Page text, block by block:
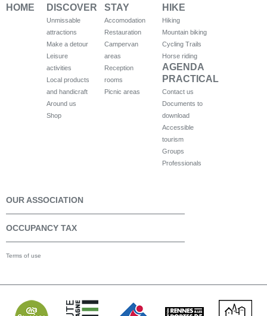
HOME DISCOVER
Unmissable
attractions
Make a detour
Leisure
activities
Local products
and handicraft
Around us
Shop
STAY
Accomodation
Restauration
Campervan
areas
Reception
rooms
Picnic areas
HIKE
Hiking
Mountain biking
Cycling Trails
Horse riding
AGENDA
PRACTICAL
Contact us
Documents to
download
Accessible
tourism
Groups
Professionals
OUR ASSOCIATION
OCCUPANCY TAX
Terms of use